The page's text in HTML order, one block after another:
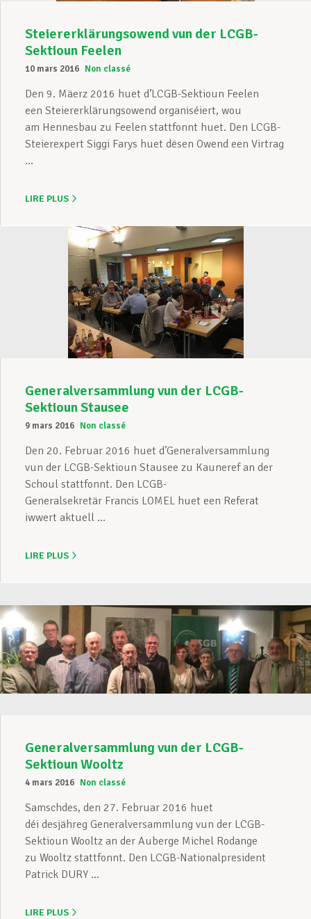
Steiererklärungsowend vun der LCGB-
Sektioun Feelen
10 mars 2016 Non classé
Den 9. Mäerz 2016 huet d’LCGB-Sektioun Feelen
een Steiererklärungsowend organiséiert, wou
am Hennesbau zu Feelen stattfonnt huet. Den LCGB-
Steierexpert Siggi Farys huet dësen Owend een Virtrag
...
LIRE PLUS
Generalversammlung vun der LCGB-
Sektioun Stausee
9 mars 2016 Non classé
Den 20. Februar 2016 huet d’Generalversammlung
vun der LCGB-Sektioun Stausee zu Kauneref an der
Schoul stattfonnt. Den LCGB-
Generalsekretär Francis LOMEL huet een Referat
iwwert aktuell ...
LIRE PLUS
Generalversammlung vun der LCGB-
Sektioun Wooltz
4 mars 2016 Non classé
Samschdes, den 27. Februar 2016 huet
déi desjähreg Generalversammlung vun der LCGB-
Sektioun Wooltz an der Auberge Michel Rodange
zu Wooltz stattfonnt. Den LCGB-Nationalpresident
Patrick DURY ...
LIRE PLUS